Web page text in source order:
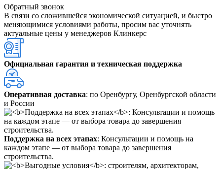
Обратный звонок
В связи со сложившейся экономической ситуацией, и быстро
меняющимися условиями работы, просим вас уточнять
актуальные цены у менеджеров Клинкерс
Официальная гарантия и техническая поддержка
Оперативная доставка: по Оренбургу, Оренбургской области
и России
Поддержка на всех этапах: Консультации и помощь на
каждом этапе — от выбора товара до завершения
строительства.